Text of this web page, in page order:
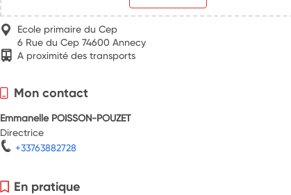
Ecole primaire du Cep
6 Rue du Cep 74600 Annecy
A proximité des transports
Mon contact
Emmanelle POISSON-POUZET
Directrice
+33763882728
En pratique